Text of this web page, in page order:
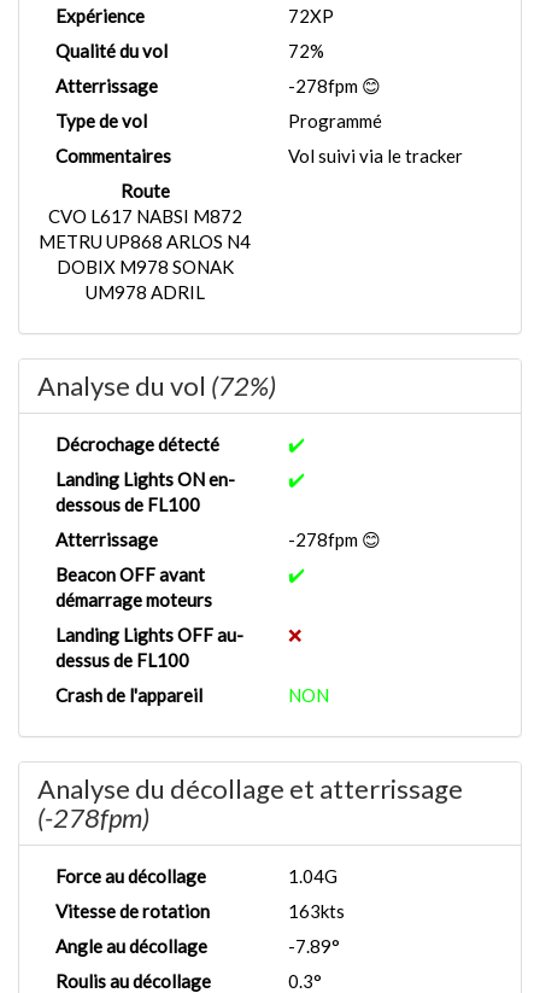
Expérience
72XP
Qualité du vol
72%
Atterrissage
-278fpm 😊
Type de vol
Programmé
Commentaires
Vol suivi via le tracker
Route
CVO L617 NABSI M872
METRU UP868 ARLOS N4
DOBIX M978 SONAK
UM978 ADRIL
Analyse du vol (72%)
Décrochage détecté
✔️
Landing Lights ON en-
dessous de FL100
✔️
Atterrissage
-278fpm 😊
Beacon OFF avant
démarrage moteurs
✔️
Landing Lights OFF au-
dessus de FL100
❌
Crash de l'appareil NON
Analyse du décollage et atterrissage
(-278fpm)
Force au décollage
1.04G
Vitesse de rotation
163kts
Angle au décollage
-7.89°
Roulis au décollage
0.3°